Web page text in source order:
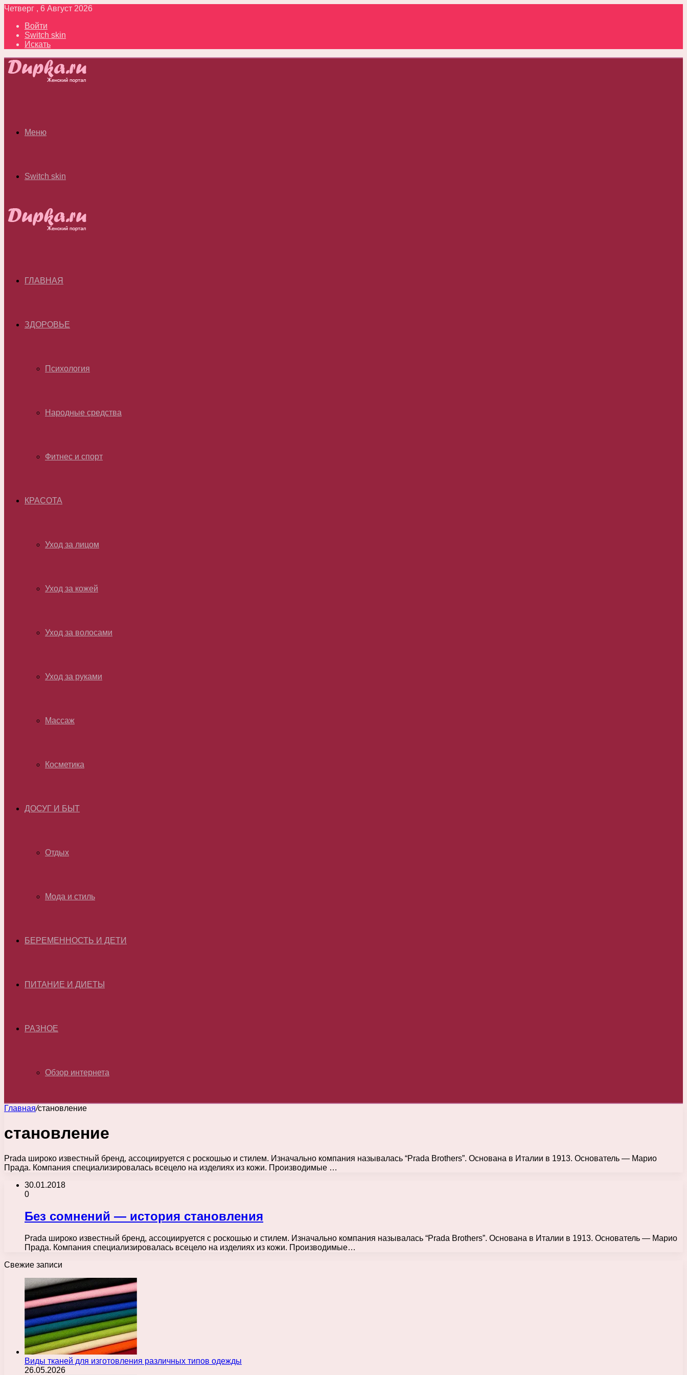
Четверг , 6 Август 2026
Войти
Switch skin
Искать
Меню
Switch skin
ГЛАВНАЯ
ЗДОРОВЬЕ
Психология
Народные средства
Фитнес и спорт
КРАСОТА
Уход за лицом
Уход за кожей
Уход за волосами
Уход за руками
Массаж
Косметика
ДОСУГ И БЫТ
Отдых
Мода и стиль
БЕРЕМЕННОСТЬ И ДЕТИ
ПИТАНИЕ И ДИЕТЫ
РАЗНОЕ
Обзор интернета
Главная/становление
становление
Prada широко известный бренд, ассоциируется с роскошью и стилем. Изначально компания называлась “Prada Brothers”. Основана в Италии в 1913. Основатель — Марио
Прада. Компания специализировалась всецело на изделиях из кожи. Производимые …
30.01.2018
0
Без сомнений — история становления
Prada широко известный бренд, ассоциируется с роскошью и стилем. Изначально компания называлась “Prada Brothers”. Основана в Италии в 1913. Основатель — Марио
Прада. Компания специализировалась всецело на изделиях из кожи. Производимые…
Свежие записи
Виды тканей для изготовления различных типов одежды
26.05.2026